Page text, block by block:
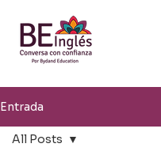
Entrada
All Posts